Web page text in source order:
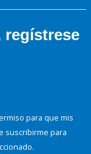
regístrese
para que mis
suscribirme para